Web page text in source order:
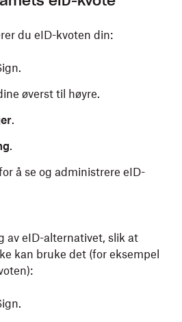
du eID-kvoten din:
øverst til høyre.
.
.
å se og administrere eID-
av eID-alternativet, slik at
kan bruke det (for eksempel